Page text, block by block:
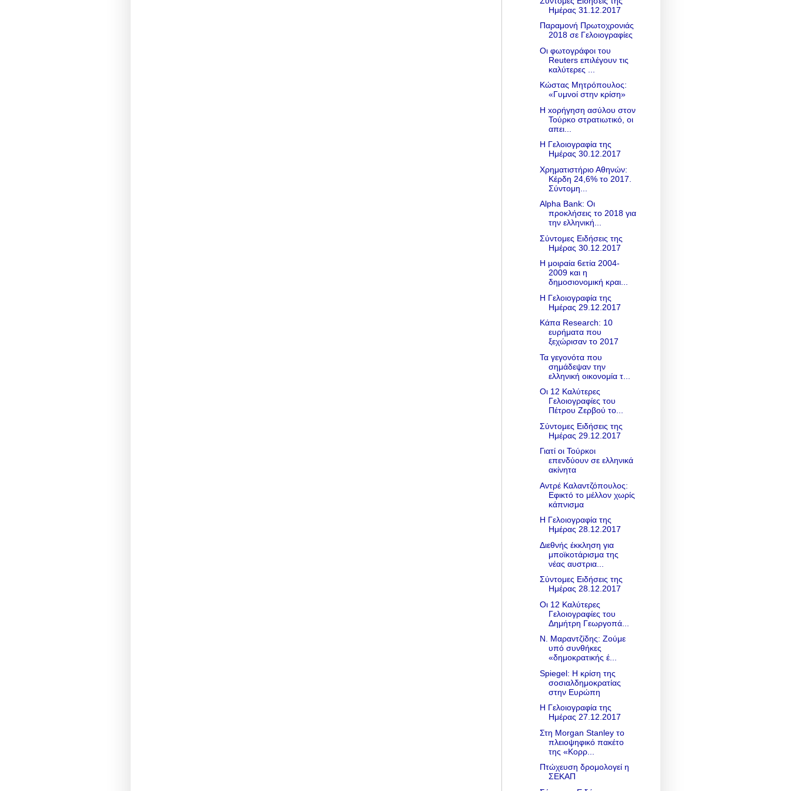
Ημέρας 31.12.2017
Παραμονή Πρωτοχρονιάς
2018 σε Γελοιογραφίες
Οι φωτογράφοι του
Reuters επιλέγουν τις
καλύτερες ...
Κώστας Μητρόπουλος:
«Γυμνοί στην κρίση»
H xορήγηση ασύλου στον
Τούρκο στρατιωτικό, οι
απει...
Η Γελοιογραφία της
Ημέρας 30.12.2017
Χρηματιστήριο Αθηνών:
Κέρδη 24,6% το 2017.
Σύντομη...
Alpha Bank: Οι
προκλήσεις το 2018 για
την ελληνική...
Σύντομες Ειδήσεις της
Ημέρας 30.12.2017
Η μοιραία 6ετία 2004-
2009 και η
δημοσιονομική κραι...
Η Γελοιογραφία της
Ημέρας 29.12.2017
Κάπα Research: 10
ευρήματα που
ξεχώρισαν το 2017
Τα γεγονότα που
σημάδεψαν την
ελληνική οικονομία τ...
Οι 12 Καλύτερες
Γελοιογραφίες του
Πέτρου Ζερβού το...
Σύντομες Ειδήσεις της
Ημέρας 29.12.2017
Γιατί οι Τούρκοι
επενδύουν σε ελληνικά
ακίνητα
Αντρέ Καλαντζόπουλος:
Εφικτό το μέλλον χωρίς
κάπνισμα
Η Γελοιογραφία της
Ημέρας 28.12.2017
Διεθνής έκκληση για
μποϊκοτάρισμα της
νέας αυστρια...
Σύντομες Ειδήσεις της
Ημέρας 28.12.2017
Οι 12 Καλύτερες
Γελοιογραφίες του
Δημήτρη Γεωργοπά...
Ν. Μαραντζίδης: Zούμε
υπό συνθήκες
«δημοκρατικής έ...
Spiegel: Η κρίση της
σοσιαλδημοκρατίας
στην Ευρώπη
Η Γελοιογραφία της
Ημέρας 27.12.2017
Στη Morgan Stanley το
πλειοψηφικό πακέτο
της «Κορρ...
Πτώχευση δρομολογεί η
ΣΕΚΑΠ